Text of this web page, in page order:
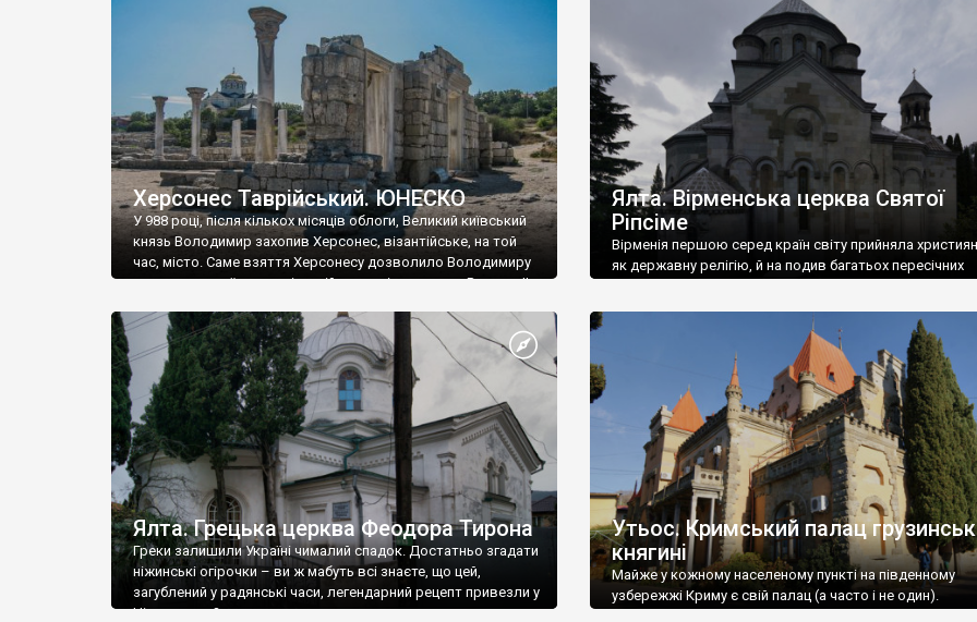
візантійської доби. Раритети викрадені з фондів об’єкту
культурної спадщини ЮНЕСКО «Херсонеса Таврійського».
Офіційно – на виставку «Золото Візантії», але експерти та
влада в Україні вважають це лише […]
називаються «повстяками» (postaki)…” “Вино. Крим
виробляє відмінне вино і його вдосталь: воно все
легке біле і дуже […]
Херсонес Таврійський. ЮНЕСКО
У 988 році, після кількох місяців облоги, Великий київський
князь Володимир захопив Херсонес, візантійське, на той
час, місто. Саме взяття Херсонесу дозволило Володимиру
диктувати свої умови візантійському імператору Василю ІІ,
Херсонесі Володимир-язичник, став Василем-
християнином. А потім було Хрещення Русі. На честь
Херсонесу Таврійського названо місто […]
Ялта. Вірменська церква Святої
Ріпсіме
Вірменія першою серед країн світу прийняла
як державну релігію, й на подив багатьох пересічних
Ялта. Грецька церква Феодора Тирона
Греки залишили Україні чималий спадок. Достатньо згадати
ніжинські огірочки – ви ж мабуть всі знаєте, що цей,
загублений у радянські часи, легендарний рецепт привезли у
Ніжин греки?
Утьос. Кримський палац
княгині
Майже у кожному населеному пункті на південному
узбережжі Криму є свій палац (а часто і не один).